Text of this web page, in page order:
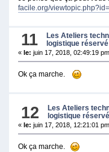
facile.org/
11 Les Ateliers
logistique
« le: juin 17, 2018, 02:49:19
Ok ça marche.
12 Les Ateliers
logistique
« le: juin 17, 2018, 12:21:01
Ok ça marche.